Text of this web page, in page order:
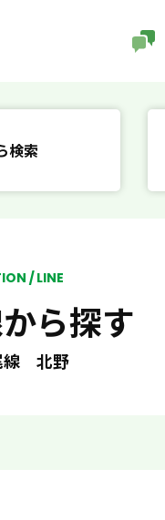
検索
/ LINE
ら探す
線 北野